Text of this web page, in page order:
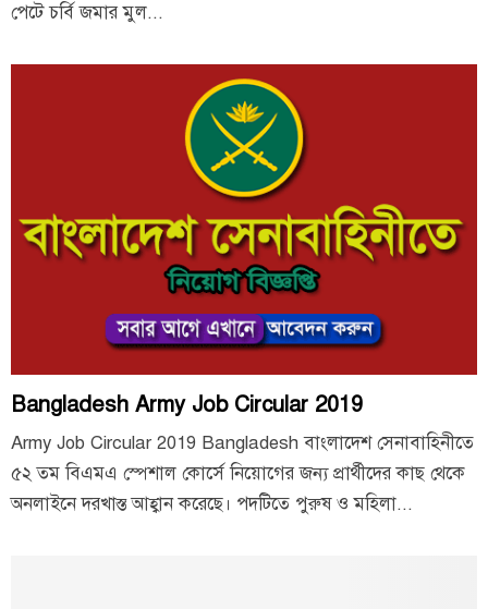
পেটে চর্বি জমার মুল...
Bangladesh Army Job Circular 2019
Army Job Circular 2019 Bangladesh বাংলাদেশ সেনাবাহিনীতে
৫২ তম বিএমএ স্পেশাল কোর্সে নিয়োগের জন্য প্রার্থীদের কাছ থেকে
অনলাইনে দরখাস্ত আহ্বান করেছে। পদটিতে পুরুষ ও মহিলা...